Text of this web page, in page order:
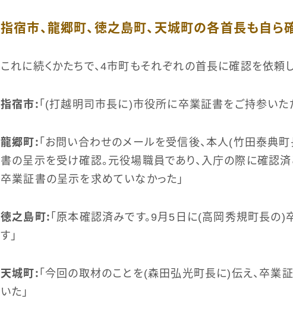
指宿市、龍郷町、徳之島町、天城町の各首長も自ら
これに続くかたちで、4市町もそれぞれの首長に確認を依頼
指宿市： 「(打越明司市長に)市役所に卒業証書をご持参いた
龍郷町： 「お問い合わせのメールを受信後、本人(竹田泰典
書の呈示を受け確認。元役場職員であり、入庁の際に確認
卒業証書の呈示を求めていなかった」
徳之島町： 「原本確認済みです。9月5日に(高岡秀規町長の
す」
天城町： 「今回の取材のことを(森田弘光町長に)伝え、卒業
いた」